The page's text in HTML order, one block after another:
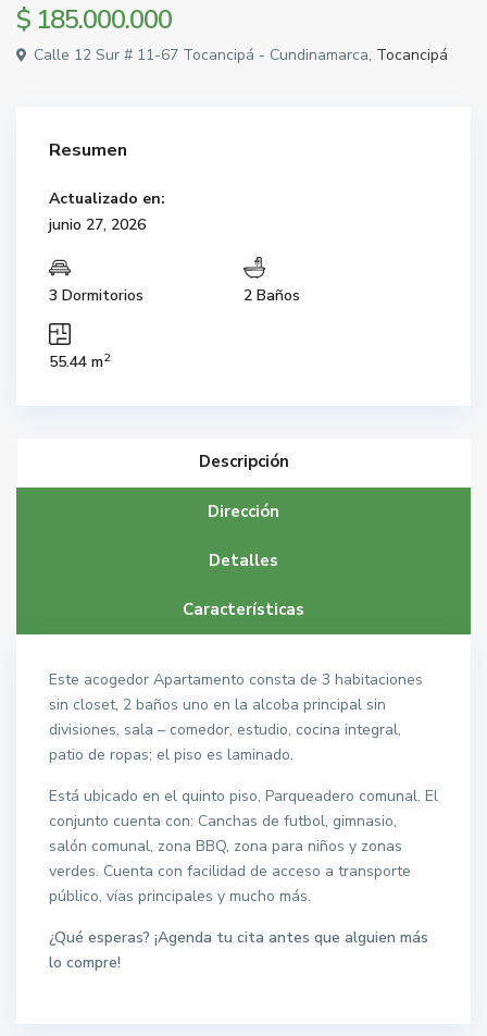
$ 185.000.000
Calle 12 Sur # 11-67 Tocancipá - Cundinamarca, Tocancipá
Resumen
Actualizado en:
junio 27, 2026
3 Dormitorios 2 Baños
55.44 m2
Descripción
Dirección
Detalles
Características
Este acogedor Apartamento consta de 3 habitaciones
sin closet, 2 baños uno en la alcoba principal sin
divisiones, sala – comedor, estudio, cocina integral,
patio de ropas; el piso es laminado.
Está ubicado en el quinto piso, Parqueadero comunal. El
conjunto cuenta con: Canchas de futbol, gimnasio,
salón comunal, zona BBQ, zona para niños y zonas
verdes. Cuenta con facilidad de acceso a transporte
público, vías principales y mucho más.
¿Qué esperas? ¡Agenda tu cita antes que alguien más
lo compre!